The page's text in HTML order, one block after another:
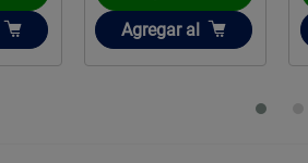
Añadir
Agregar al